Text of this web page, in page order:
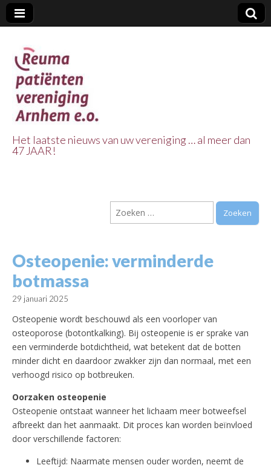
Vereniging
Arnhem e.o.
Het laatste nieuws van uw vereniging … al meer dan
47 JAAR!
Zoeken
naar:
Osteopenie: verminderde
botmassa
29 januari 2025
Osteopenie wordt beschouwd als een voorloper van
osteoporose (botontkalking). Bij osteopenie is er sprake van
een verminderde botdichtheid, wat betekent dat de botten
minder dicht en daardoor zwakker zijn dan normaal, met een
verhoogd risico op botbreuken.
Oorzaken osteopenie
Osteopenie ontstaat wanneer het lichaam meer botweefsel
afbreekt dan het aanmaakt. Dit proces kan worden beïnvloed
door verschillende factoren:
Leeftijd: Naarmate mensen ouder worden, neemt de